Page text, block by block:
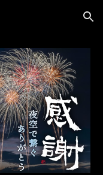
Skip to navigation